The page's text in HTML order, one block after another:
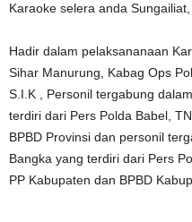
Karaoke selera anda
Hadir dalam pelaksananaan
Sihar Manurung, Kabag Ops
S.I.K , Personil tergabung
terdiri dari Pers Polda Babel,
BPBD Provinsi dan personil
Bangka yang terdiri dari Pers
PP Kabupaten dan BPBD